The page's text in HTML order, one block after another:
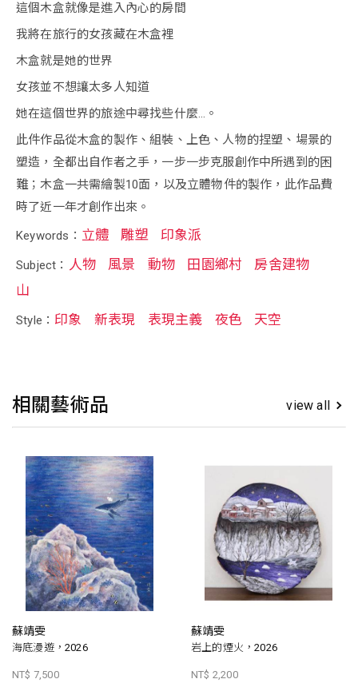
這個木盒就像是進入內心的房間
我將在旅行的女孩藏在木盒裡
木盒就是她的世界
女孩並不想讓太多人知道
她在這個世界的旅途中尋找些什麼…。
此件作品從木盒的製作、組裝、上色、人物的捏塑、場景的
塑造，全都出自作者之手，一步一步克服創作中所遇到的困
難；木盒一共需繪製10面，以及立體物件的製作，此作品費
時了近一年才創作出來。
Keywords： 立體 雕塑 印象派
Subject： 人物 風景 動物 田園鄉村
房舍建物
山
Style： 印象 新表現 表現主義 夜色 天空
相關藝術品 view all
蘇靖雯
海底漫遊，2026
NT$ 7,500
蘇靖雯
岩上的煙火，2026
NT$ 2,200